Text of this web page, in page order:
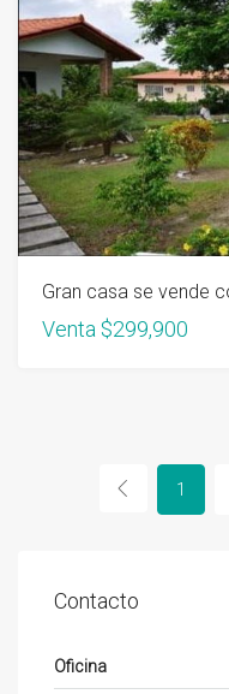
Venta $299,900
1
Contacto
Oficina